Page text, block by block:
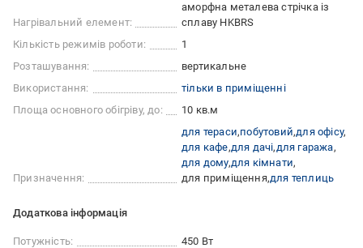
Нагрівальний елемент:
аморфна металева стрічка із
сплаву HKBRS
Кількість режимів роботи:
1
Розташування:
вертикальне
Використання:
тільки в приміщенні
Площа основного обігріву, до:
10 кв.м
Призначення:
для тераси побутовий для офісу
для кафе для дачі для гаража
для дому для кімнати
для приміщення для теплиць
Додаткова інформація
Потужність:
450 Вт